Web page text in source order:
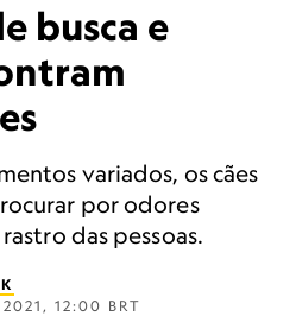
busca e
variados, os cães
por odores
das pessoas.
12:00 BRT